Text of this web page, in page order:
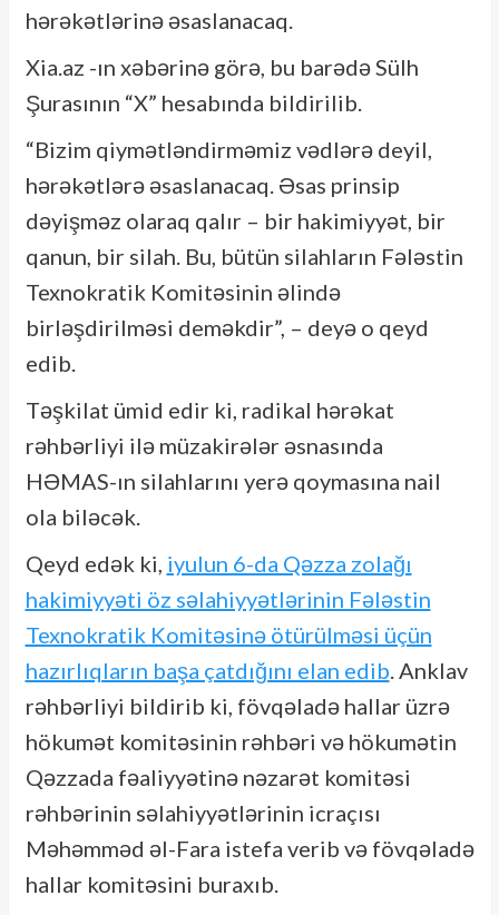
hərəkətlərinə əsaslanacaq.
Xia.az -ın xəbərinə görə, bu barədə Sülh
Şurasının “X” hesabında bildirilib.
“Bizim qiymətləndirməmiz vədlərə deyil,
hərəkətlərə əsaslanacaq. Əsas prinsip
dəyişməz olaraq qalır – bir hakimiyyət, bir
qanun, bir silah. Bu, bütün silahların Fələstin
Texnokratik Komitəsinin əlində
birləşdirilməsi deməkdir”, – deyə o qeyd
edib.
Təşkilat ümid edir ki, radikal hərəkat
rəhbərliyi ilə müzakirələr əsnasında
HƏMAS-ın silahlarını yerə qoymasına nail
ola biləcək.
Qeyd edək ki, iyulun 6-da Qəzza zolağı
hakimiyyəti öz səlahiyyətlərinin Fələstin
Texnokratik Komitəsinə ötürülməsi üçün
hazırlıqların başa çatdığını elan edib. Anklav
rəhbərliyi bildirib ki, fövqəladə hallar üzrə
hökumət komitəsinin rəhbəri və hökumətin
Qəzzada fəaliyyətinə nəzarət komitəsi
rəhbərinin səlahiyyətlərinin icraçısı
Məhəmməd əl-Fara istefa verib və fövqəladə
hallar komitəsini buraxıb.